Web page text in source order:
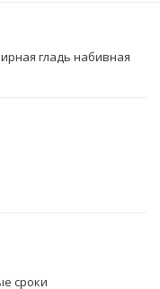
гладь набивная
сроки